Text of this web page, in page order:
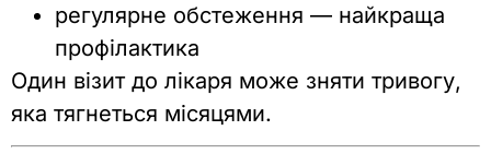
регулярне обстеження — найкраща
профілактика
Один візит до лікаря може зняти тривогу,
яка тягнеться місяцями.